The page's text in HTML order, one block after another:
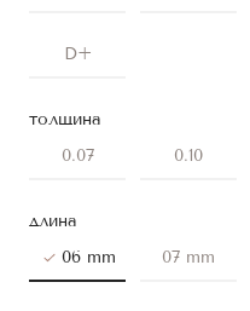
D+
толщина
0.07
0.10
длина
06 mm
07 mm